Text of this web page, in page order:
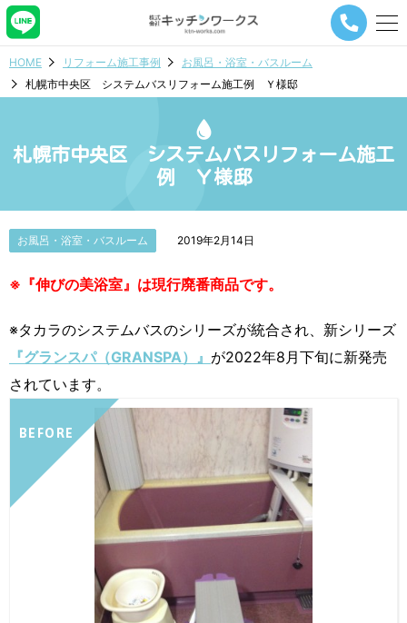
メ
ナ
ー
シ
ボ
HOME リフォーム施工事例
お風呂・浴室・バスルーム
札幌市中央区 システムバスリフォーム施工例 Ｙ様邸
札幌市中央区 システムバスリフォーム施工
例 Ｙ様邸
お風呂・浴室・バスルーム 2019年2月14日
※『伸びの美浴室』は現行廃番商品です。
※タカラのシステムバスのシリーズが統合され、新シリーズ
『グランスパ（GRANSPA）』 が2022年8月下旬に新発売
されています。
BEFORE